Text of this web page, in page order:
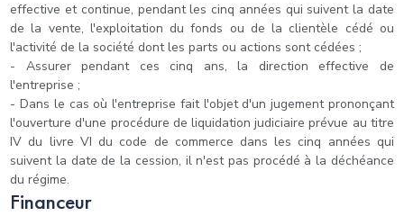
effective et continue, pendant les cinq années qui suivent la date
de la vente, l'exploitation du fonds ou de la clientèle cédé ou
l'activité de la société dont les parts ou actions sont cédées ;
- Assurer pendant ces cinq ans, la direction effective de
l'entreprise ;
- Dans le cas où l'entreprise fait l'objet d'un jugement prononçant
l'ouverture d'une procédure de liquidation judiciaire prévue au titre
IV du livre VI du code de commerce dans les cinq années qui
suivent la date de la cession, il n'est pas procédé à la déchéance
du régime.
Financeur